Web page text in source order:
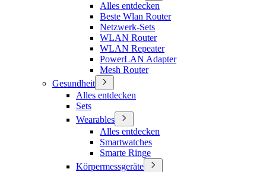
Alles entdecken
Beste Wlan Router
Netzwerk-Sets
WLAN Router
WLAN Repeater
PowerLAN Adapter
Mesh Router
Gesundheit
Alles entdecken
Sets
Wearables
Alles entdecken
Smartwatches
Smarte Ringe
Körpermessgeräte